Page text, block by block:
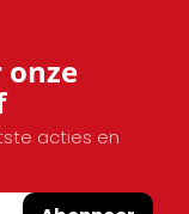
onze
acties en